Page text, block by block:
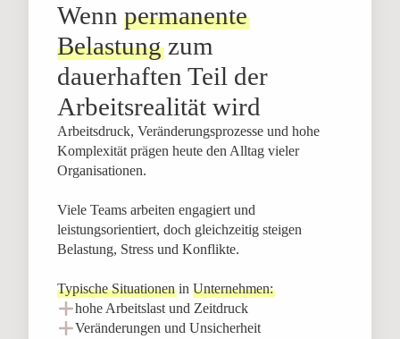
Wenn permanente
Belastungzum
dauerhaften Teil der
Arbeitsrealität wird
Arbeitsdruck, Veränderungsprozesse und hohe
Komplexität prägen heute den Alltag vieler
Organisationen.
Viele Teams arbeiten engagiert und
leistungsorientiert, doch gleichzeitig steigen
Belastung, Stress und Konflikte.
Typische Situationenin Unternehmen:
hohe Arbeitslast und Zeitdruck
Veränderungen und Unsicherheit